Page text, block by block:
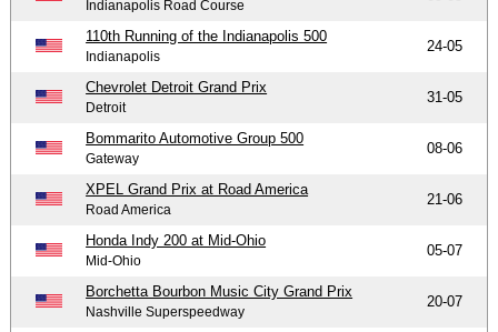
Indianapolis Road Course
110th Running of the Indianapolis 500
Indianapolis
24-05
Chevrolet Detroit Grand Prix
Detroit
31-05
Bommarito Automotive Group 500
Gateway
08-06
XPEL Grand Prix at Road America
Road America
21-06
Honda Indy 200 at Mid-Ohio
Mid-Ohio
05-07
Borchetta Bourbon Music City Grand Prix
Nashville Superspeedway
20-07